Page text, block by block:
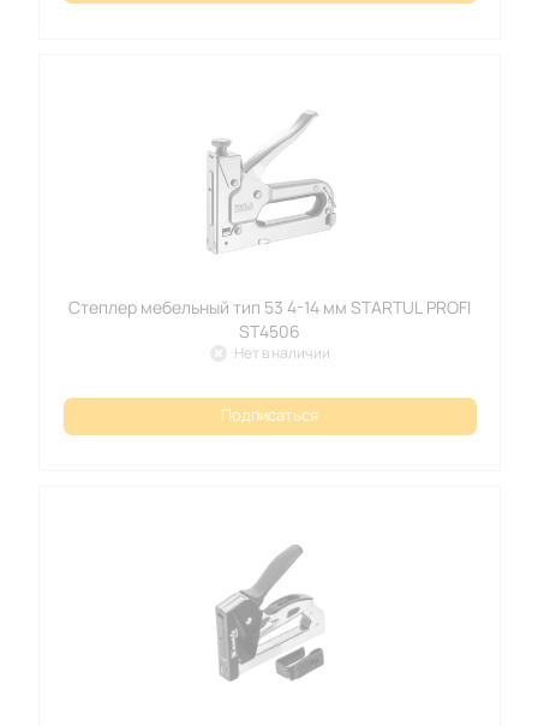
Степлер мебельный тип 53 4-14 мм STARTUL PROFI
ST4506
Нет в наличии
Подписаться